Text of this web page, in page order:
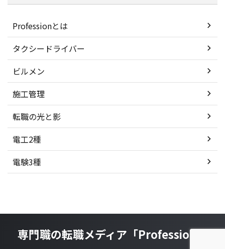
Professionとは
タクシードライバー
ビルメン
施工管理
転職の光と影
電工2種
電験3種
専門職の転職メディア「Profession」